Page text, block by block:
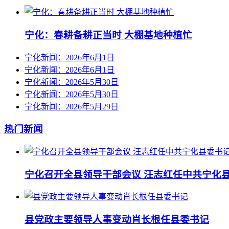
宁化：春耕备耕正当时 大棚基地种植忙
宁化新闻：2026年6月1日
宁化新闻：2026年6月1日
宁化新闻：2026年5月30日
宁化新闻：2026年5月30日
宁化新闻：2026年5月29日
热门新闻
宁化召开全县领导干部会议 汪志红任中共宁化
县党政主要领导人事变动肖长根任县委书记